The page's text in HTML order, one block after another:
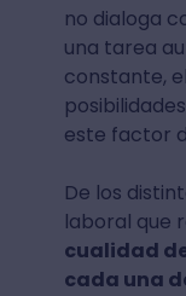
no dialoga
una tarea
constante,
este factor
De los
laboral que
cualidad
cada una